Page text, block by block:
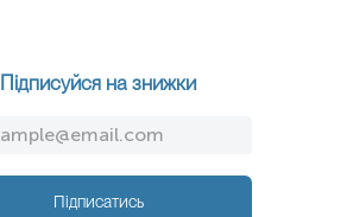
Підписуйся на знижки
Підписатись